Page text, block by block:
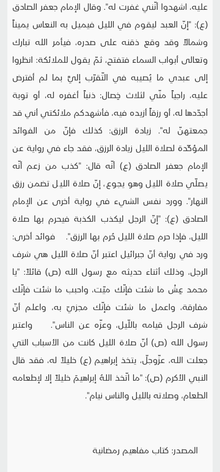
عليه، اشهدوا أنّني غفرت له". وقال الإمام جعفر الصادق
(ع): "إنّ العبد ليقوم في الليل فيميل به النعاس يميناً
وشمالاً وقد وقع ذقنه على صدره، فيأمر الله تبارك
وتعالى أبواب السماء فتفتح، ثمّ يقول للملائكة: انظروا
إلى عبدي ما يُصيبه في التّقرّب إليَّ بما لم أفترض
عليه، راجياً منّي لثلاث خِصال: ذنباً أغفره له، أو توبة
أجدّدها له، أو رزقاً أزيده فيه، فأشهدكم ملائكتي أني قد
جمعتهنّ له". زيادة الرزق: كذلك فإنّ من الفوائد
المؤكّدة لصلاة الليل زيادة الرزق، فقد جاء في رواية عن
الإمام جعفر الصادق (ع) أنّه قال: "كذب من زعم أنّه
يصلّي صلاة الليل وهو يجوع، إنّ صلاة الليل تضمن رزق
النهار". وورد نفس الشيء في رواية أخرى عن الإمام
الصادق (ع): "إنّ الرجل ليكذب الكذبة فيحرم بها صلاة
الليل، فإذا حرم صلاة الليل حُرم بها الرزق". فوائد أخرى:
ورد في رواية أنّ جبرائيل اعتبر أنّ صلاة الليل هي شرف
الرجل، وذلك أثناء حديثه مع رسول الله (ص) قائلاً: "يا
محمد عِشْ ما شئت فإنّك ميّت، واحبب ما شئت فإنّك
مفارقة، واعمل ما شئت فإنّك مجزيّ به، واعلم أنّ
شرف الرجل قيامه باللّيل، وعزّه عن الناس". واعتبر
رسول الله (ص) أنّ صلاة الليل كانت من الأسباب التي
جعلت الله، عزّوجلّ، يتخذ إبراهيم (ع) خليلاً له، فقد قال
النبي الأكرم (ص): "ما اتّخذ اللهُ إبراهيمَ خليلاً إلا لإطعامه
الطعام، وصلاته بالليل والناس نيام".
المصدر: كتاب مفاهيم رمضانية